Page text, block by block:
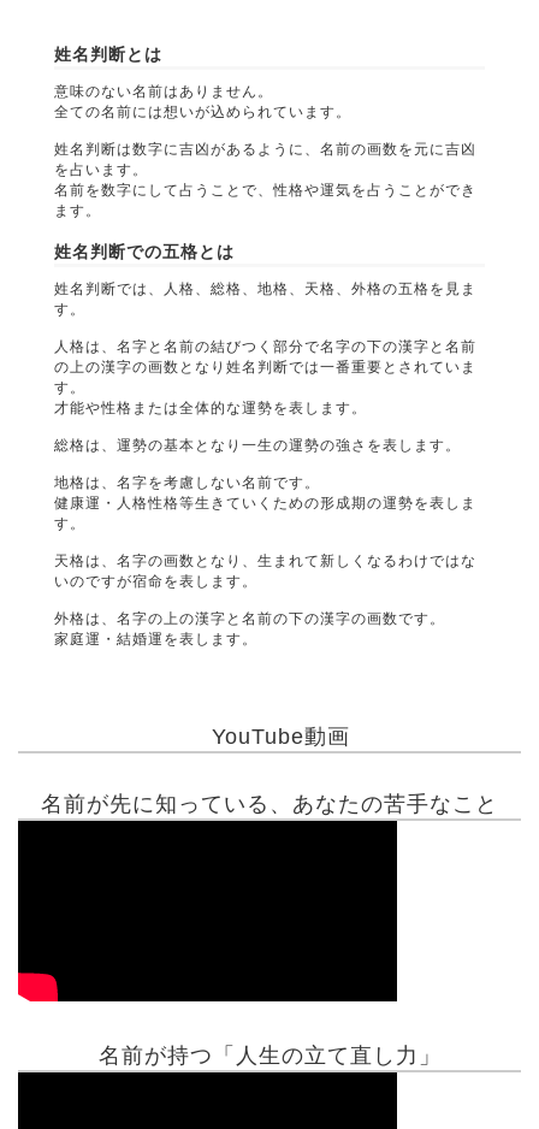
姓名判断とは
意味のない名前はありません。
全ての名前には想いが込められています。
姓名判断は数字に吉凶があるように、名前の画数を元に吉凶
を占います。
名前を数字にして占うことで、性格や運気を占うことができ
ます。
姓名判断での五格とは
姓名判断では、人格、総格、地格、天格、外格の五格を見ま
す。
人格は、名字と名前の結びつく部分で名字の下の漢字と名前
の上の漢字の画数となり姓名判断では一番重要とされていま
す。
才能や性格または全体的な運勢を表します。
総格は、運勢の基本となり一生の運勢の強さを表します。
地格は、名字を考慮しない名前です。
健康運・人格性格等生きていくための形成期の運勢を表しま
す。
天格は、名字の画数となり、生まれて新しくなるわけではな
いのですが宿命を表します。
外格は、名字の上の漢字と名前の下の漢字の画数です。
家庭運・結婚運を表します。
YouTube動画
名前が先に知っている、あなたの苦手なこと
名前が持つ「人生の立て直し力」